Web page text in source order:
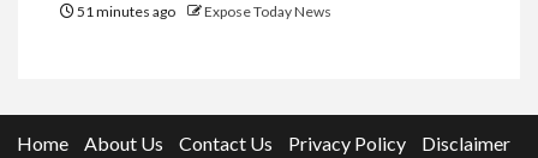
51 minutes ago Expose Today News
Home About Us Contact Us Privacy Policy
Disclaimer